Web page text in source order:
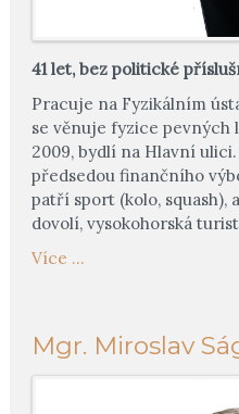
41 let, bez politické
Pracuje na Fyzikálním
se věnuje fyzice pevných
2009, bydlí na Hlavní
předsedou finančního
patří sport (kolo, squash),
dovolí, vysokohorská
Více ...
Mgr. Miroslav